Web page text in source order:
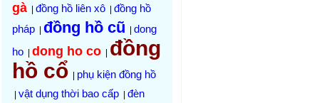
gà
đồng hồ liên xô
đồng hồ
pháp
đồng hồ cũ
dong
ho
dong ho co
đồng
hồ cổ
phụ kiện đồng hồ
vật dụng thời bao cấp
đèn